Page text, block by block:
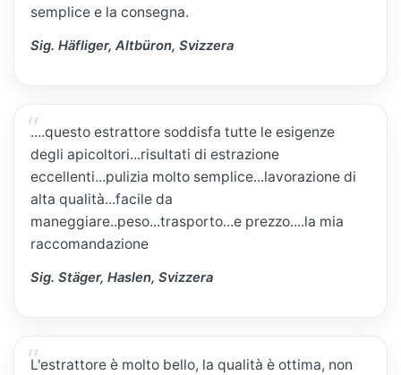
semplice e la consegna.
Sig. Häfliger, Altbüron, Svizzera
....questo estrattore soddisfa tutte le esigenze
degli apicoltori...risultati di estrazione
eccellenti...pulizia molto semplice...lavorazione di
alta qualità...facile da
maneggiare..peso...trasporto...e prezzo....la mia
raccomandazione
Sig. Stäger, Haslen, Svizzera
L'estrattore è molto bello, la qualità è ottima, non